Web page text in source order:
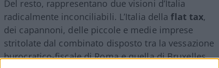
Del resto, rappresentano due visioni d’Italia
radicalmente inconciliabili. L’Italia dellaflat tax,
dei capannoni, delle piccole e medie imprese
stritolate dal combinato disposto tra la vessazione
burocratico-fiscale di Roma e quella di Bruxelles.